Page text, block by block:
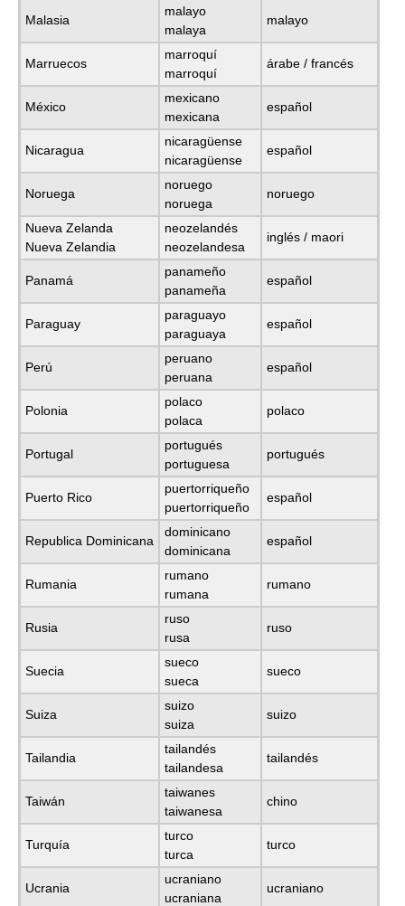
Malasia
malayo
malaya
malayo
Marruecos
marroquí
marroquí
árabe / francés
México
mexicano
mexicana
español
Nicaragua
nicaragüense
nicaragüense
español
Noruega
noruego
noruega
noruego
Nueva Zelanda
Nueva Zelandia
neozelandés
neozelandesa
inglés / maori
Panamá
panameño
panameña
español
Paraguay
paraguayo
paraguaya
español
Perú
peruano
peruana
español
Polonia
polaco
polaca
polaco
Portugal
portugués
portuguesa
portugués
Puerto Rico
puertorriqueño
puertorriqueño
español
Republica Dominicana
dominicano
dominicana
español
Rumania
rumano
rumana
rumano
Rusia
ruso
rusa
ruso
Suecia
sueco
sueca
sueco
Suiza
suizo
suiza
suizo
Tailandia
tailandés
tailandesa
tailandés
Taiwán
taiwanes
taiwanesa
chino
Turquía
turco
turca
turco
Ucrania
ucraniano
ucraniana
ucraniano